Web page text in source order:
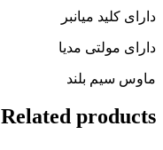
دارای کلید میانبر
دارای مولتی مدیا
ماوس سیم بلند
Related products